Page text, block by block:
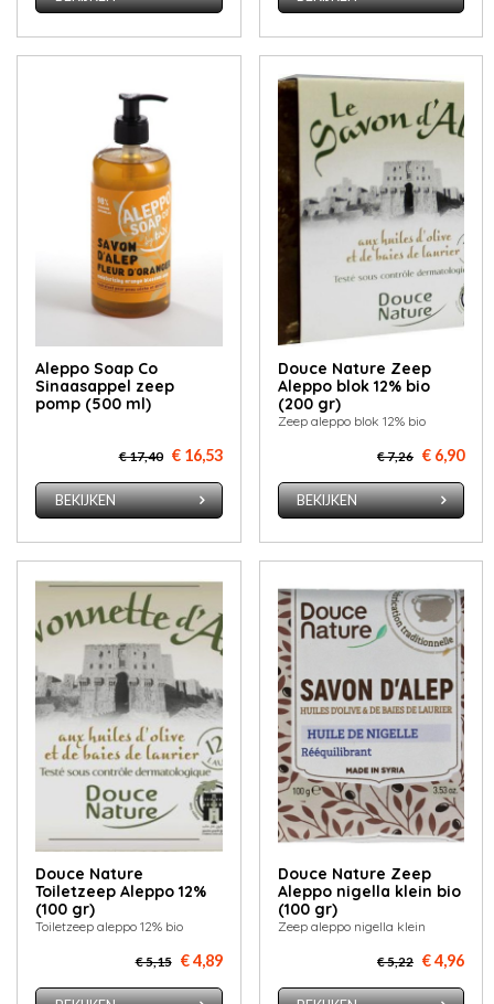
Aleppo Soap Co
Sinaasappel zeep
pomp (500 ml)
€ 17,40 € 16,53
BEKIJKEN
Douce Nature Zeep
Aleppo blok 12% bio
(200 gr)
Zeep aleppo blok 12% bio
€ 7,26 € 6,90
BEKIJKEN
Douce Nature
Toiletzeep Aleppo 12%
(100 gr)
Toiletzeep aleppo 12% bio
€ 5,15 € 4,89
Douce Nature Zeep
Aleppo nigella klein bio
(100 gr)
Zeep aleppo nigella klein
€ 5,22 € 4,96